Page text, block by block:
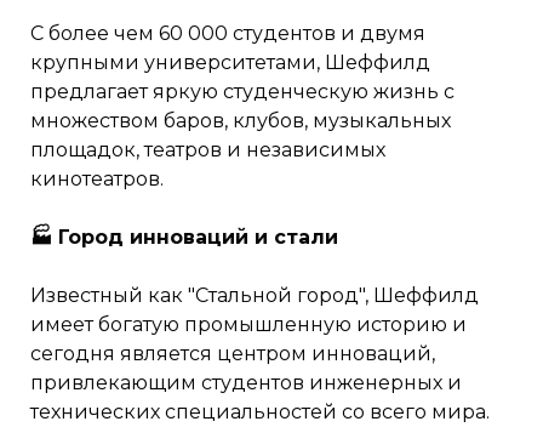
С более чем 60 000 студентов и двумя
крупными университетами, Шеффилд
предлагает яркую студенческую жизнь с
множеством баров, клубов, музыкальных
площадок, театров и независимых
кинотеатров.
🏭 Город инноваций и стали
Известный как "Стальной город", Шеффилд
имеет богатую промышленную историю и
сегодня является центром инноваций,
привлекающим студентов инженерных и
технических специальностей со всего мира.